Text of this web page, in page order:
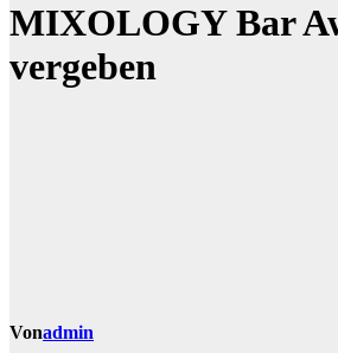
MIXOLOGY Bar
vergeben
Vonadmin